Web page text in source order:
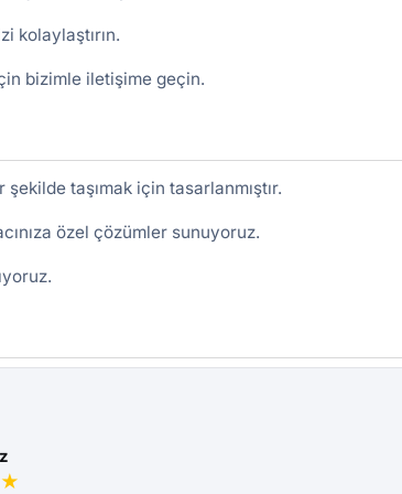
kolaylaştırın.
bizimle iletişime geçin.
taşımak için tasarlanmıştır.
özel çözümler sunuyoruz.